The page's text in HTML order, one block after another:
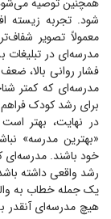
شود. تجربه زیسته
معمولاً تصویر
مدرسه‌ای در تبلیغات
فشار روانی بالا،
مدرسه‌ای که کمتر
برای رشد کودک
در نهایت، بهتر
«بهترین مدرسه»
خود باشند. مدرسه‌ای
رشد واقعی داشته
یک جمله خطاب به
هیچ مدرسه‌ای آنقدر